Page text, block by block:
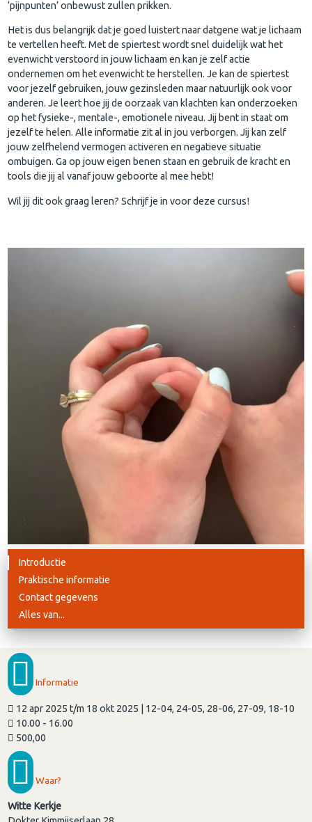
‘pijnpunten’ onbewust zullen prikken.
Het is dus belangrijk dat je goed luistert naar datgene wat je lichaam
te vertellen heeft. Met de spiertest wordt snel duidelijk wat het
evenwicht verstoord in jouw lichaam en kan je zelf actie
ondernemen om het evenwicht te herstellen. Je kan de spiertest
voor jezelf gebruiken, jouw gezinsleden maar natuurlijk ook voor
anderen. Je leert hoe jij de oorzaak van klachten kan onderzoeken
op het fysieke-, mentale-, emotionele niveau. Jij bent in staat om
jezelf te helen. Alle informatie zit al in jou verborgen. Jij kan zelf
jouw zelfhelend vermogen activeren en negatieve situatie
ombuigen. Ga op jouw eigen benen staan en gebruik de kracht en
tools die jij al vanaf jouw geboorte al mee hebt!
Wil jij dit ook graag leren? Schrijf je in voor deze cursus!
Introductie
Praktische informatie
Contact gegevens
Alles van...
Informatie
12 apr 2025 t/m 18 okt 2025 | 12-04, 24-05, 28-06, 27-09, 18-10
10.00 - 16.00
500,00
Waar?
Witte Kerkje